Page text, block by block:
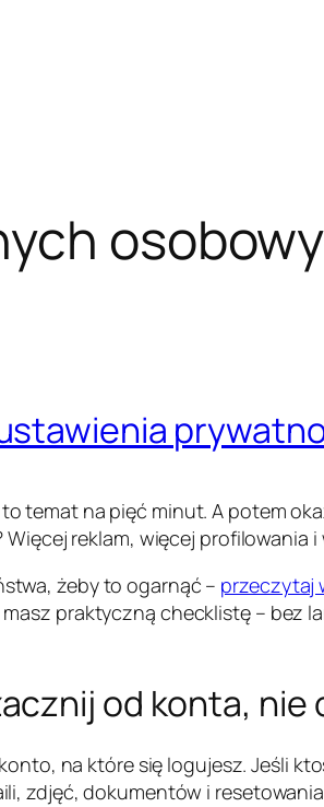
to temat na pięć minut. A potem
reklam, więcej
żeby to ogarnąć – przeczytaj
praktyczną checklistę – bez
od konta, nie
na które się logujesz. Jeśli
zdjęć, dokumentów i